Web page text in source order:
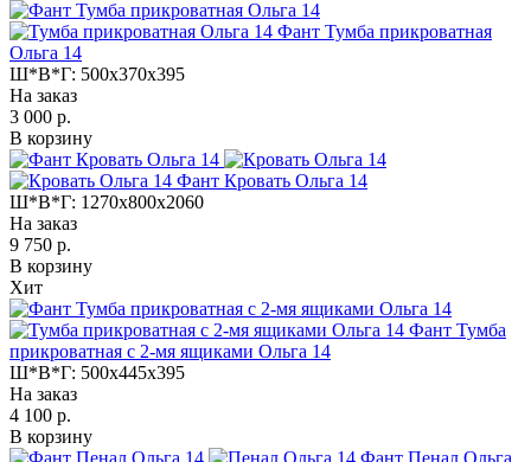
Фант Тумба прикроватная
Ольга 14
Ш*В*Г: 500x370x395
На заказ
3 000 р.
В корзину
Фант Кровать Ольга 14
Ш*В*Г: 1270x800x2060
На заказ
9 750 р.
В корзину
Хит
Фант Тумба
прикроватная с 2-мя ящиками Ольга 14
Ш*В*Г: 500x445x395
На заказ
4 100 р.
В корзину
Фант Пенал Ольга